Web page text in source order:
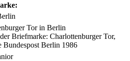
Tor in Berlin
Briefmarke: Charlottenburger Tor,
Bundespost Berlin 1986